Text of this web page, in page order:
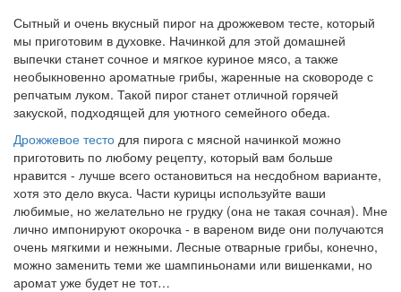
Сытный и очень вкусный пирог на дрожжевом тесте, который
мы приготовим в духовке. Начинкой для этой домашней
выпечки станет сочное и мягкое куриное мясо, а также
необыкновенно ароматные грибы, жаренные на сковороде с
репчатым луком. Такой пирог станет отличной горячей
закуской, подходящей для уютного семейного обеда.
Дрожжевое тесто для пирога с мясной начинкой можно
приготовить по любому рецепту, который вам больше
нравится - лучше всего остановиться на несдобном варианте,
хотя это дело вкуса. Части курицы используйте ваши
любимые, но желательно не грудку (она не такая сочная). Мне
лично импонируют окорочка - в вареном виде они получаются
очень мягкими и нежными. Лесные отварные грибы, конечно,
можно заменить теми же шампиньонами или вишенками, но
аромат уже будет не тот…